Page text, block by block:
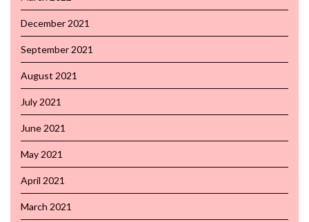
December 2021
September 2021
August 2021
July 2021
June 2021
May 2021
April 2021
March 2021